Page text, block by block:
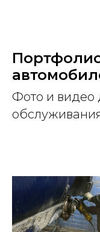
Фото и видео